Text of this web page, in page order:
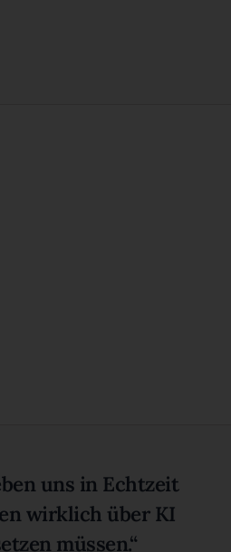
uns in Echtzeit
wirklich über KI
müssen.“